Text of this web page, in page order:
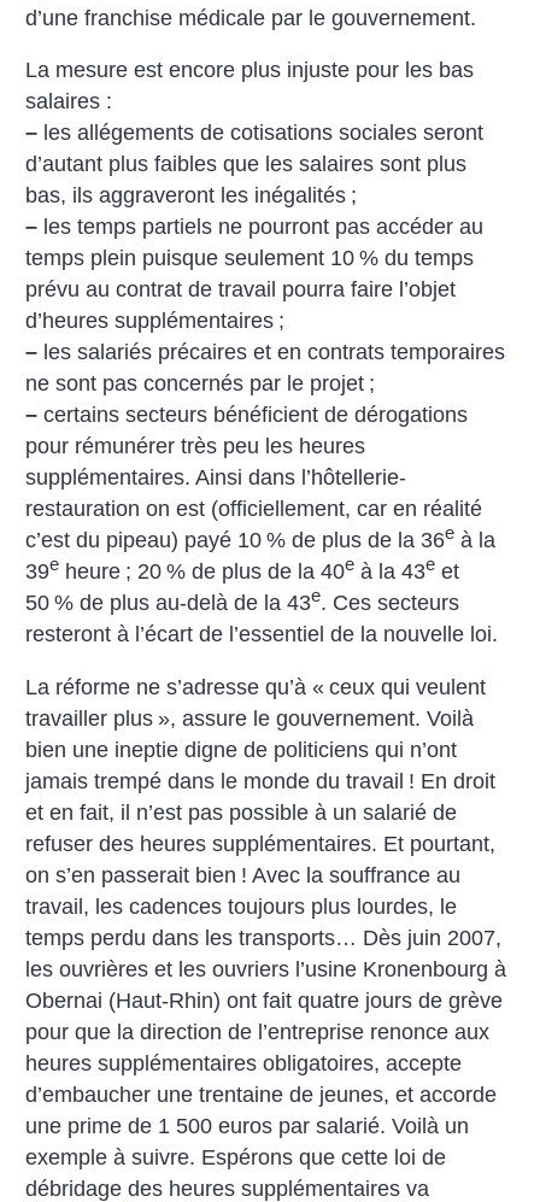
d’une franchise médicale par le gouvernement.
La mesure est encore plus injuste pour les bas
salaires :
– les allégements de cotisations sociales seront
d’autant plus faibles que les salaires sont plus
bas, ils aggraveront les inégalités ;
– les temps partiels ne pourront pas accéder au
temps plein puisque seulement 10 % du temps
prévu au contrat de travail pourra faire l’objet
d’heures supplémentaires ;
– les salariés précaires et en contrats temporaires
ne sont pas concernés par le projet ;
– certains secteurs bénéficient de dérogations
pour rémunérer très peu les heures
supplémentaires. Ainsi dans l’hôtellerie-
restauration on est (officiellement, car en réalité
c’est du pipeau) payé 10 % de plus de la 36e à la
39e heure ; 20 % de plus de la 40e à la 43e et
50 % de plus au-delà de la 43e. Ces secteurs
resteront à l’écart de l’essentiel de la nouvelle loi.
La réforme ne s’adresse qu’à « ceux qui veulent
travailler plus », assure le gouvernement. Voilà
bien une ineptie digne de politiciens qui n’ont
jamais trempé dans le monde du travail ! En droit
et en fait, il n’est pas possible à un salarié de
refuser des heures supplémentaires. Et pourtant,
on s’en passerait bien ! Avec la souffrance au
travail, les cadences toujours plus lourdes, le
temps perdu dans les transports… Dès juin 2007,
les ouvrières et les ouvriers l’usine Kronenbourg à
Obernai (Haut-Rhin) ont fait quatre jours de grève
pour que la direction de l’entreprise renonce aux
heures supplémentaires obligatoires, accepte
d’embaucher une trentaine de jeunes, et accorde
une prime de 1 500 euros par salarié. Voilà un
exemple à suivre. Espérons que cette loi de
débridage des heures supplémentaires va